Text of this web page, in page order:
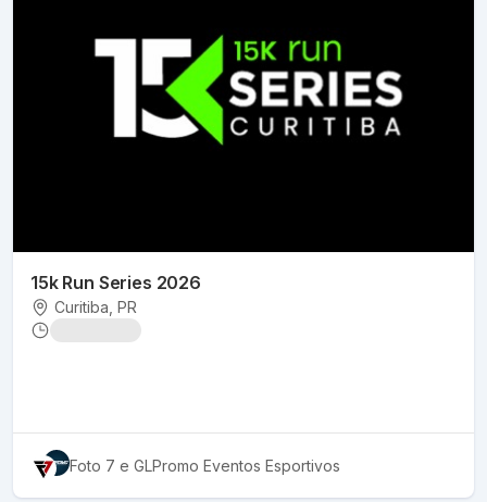
15k Run Series 2026
Curitiba , PR
Foto 7 e GLPromo Eventos Esportivos